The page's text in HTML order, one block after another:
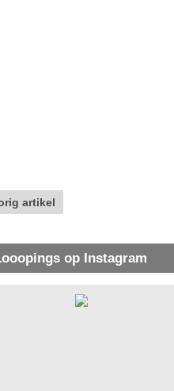
artikel
op Instagram